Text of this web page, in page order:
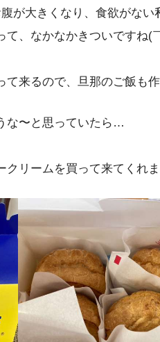
が大きくなり、食欲がない
て、なかなかきついですね(
来るので、旦那のご飯も
な〜と思っていたら…
クリームを買って来てくれ